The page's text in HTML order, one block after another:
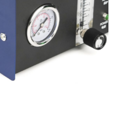
适用于所有轻
型汽车、摩托
车、轻卡、游